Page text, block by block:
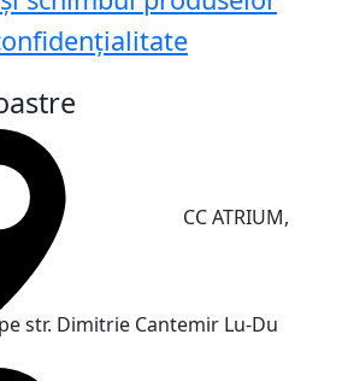
CC ATRIUM,
str. Dimitrie Cantemir Lu-Du